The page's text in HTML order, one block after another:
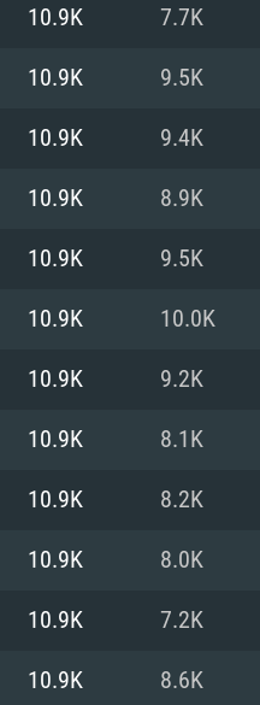
GB ou mais
Placa com
1060 ou
Core i7 (Intel
GB
Radeon
de banda
mais de 6
RX 570)
10.9K 7.7K
10.9K 9.5K
10.9K 9.4K
10.9K 8.9K
10.9K 9.5K
10.9K 10.0K
10.9K 9.2K
10.9K 8.1K
10.9K 8.2K
10.9K 8.0K
10.9K 7.2K
10.9K 8.6K